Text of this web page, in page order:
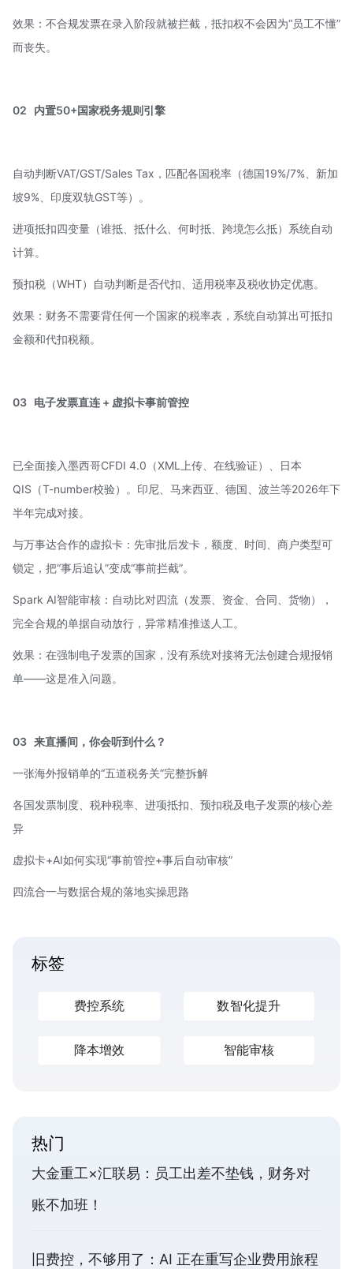
效果：不合规发票在录入阶段就被拦截，抵扣权不会因为“员工不懂”
而丧失。
02 内置50+国家税务规则引擎
自动判断VAT/GST/Sales Tax，匹配各国税率（德国19%/7%、新加
坡9%、印度双轨GST等）。
进项抵扣四变量（谁抵、抵什么、何时抵、跨境怎么抵）系统自动
计算。
预扣税（WHT）自动判断是否代扣、适用税率及税收协定优惠。
效果：财务不需要背任何一个国家的税率表，系统自动算出可抵扣
金额和代扣税额。
03 电子发票直连 + 虚拟卡事前管控
已全面接入墨西哥CFDI 4.0（XML上传、在线验证）、日本
QIS（T-number校验）。印尼、马来西亚、德国、波兰等2026年下
半年完成对接。
与万事达合作的虚拟卡：先审批后发卡，额度、时间、商户类型可
锁定，把“事后追认”变成“事前拦截”。
Spark AI智能审核：自动比对四流（发票、资金、合同、货物），
完全合规的单据自动放行，异常精准推送人工。
效果：在强制电子发票的国家，没有系统对接将无法创建合规报销
单——这是准入问题。
03 来直播间，你会听到什么？
一张海外报销单的“五道税务关”完整拆解
各国发票制度、税种税率、进项抵扣、预扣税及电子发票的核心差
异
虚拟卡+AI如何实现“事前管控+事后自动审核”
四流合一与数据合规的落地实操思路
标签
费控系统 数智化提升
降本增效 智能审核
热门
大金重工×汇联易：员工出差不垫钱，财务对
账不加班！
旧费控，不够用了：AI 正在重写企业费用旅程